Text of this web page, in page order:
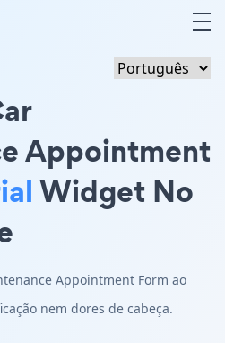
Appointment
Widget No
Appointment Form ao
nem dores de cabeça.